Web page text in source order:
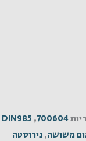
700604
,
DIN985
משושה, נירוסטה